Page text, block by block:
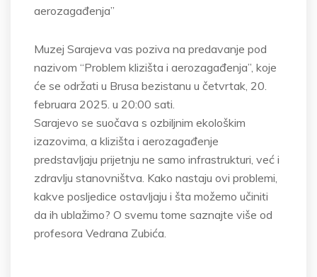
aerozagađenja”
Muzej Sarajeva vas poziva na predavanje pod
nazivom “Problem klizišta i aerozagađenja”, koje
će se održati u Brusa bezistanu u četvrtak, 20.
februara 2025. u 20:00 sati.
Sarajevo se suočava s ozbiljnim ekološkim
izazovima, a klizišta i aerozagađenje
predstavljaju prijetnju ne samo infrastrukturi, već i
zdravlju stanovništva. Kako nastaju ovi problemi,
kakve posljedice ostavljaju i šta možemo učiniti
da ih ublažimo? O svemu tome saznajte više od
profesora Vedrana Zubića.